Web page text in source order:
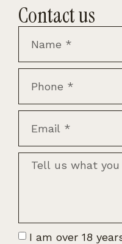
Contact us
I am over 18